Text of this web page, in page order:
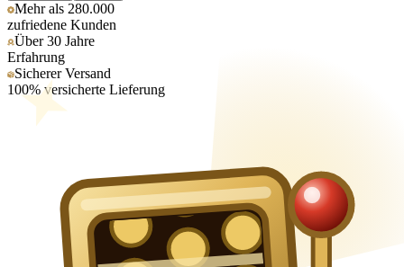
Mehr als 280.000
zufriedene Kunden
Über 30 Jahre
Erfahrung
Sicherer Versand
100% versicherte Lieferung